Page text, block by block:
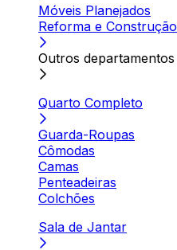
Móveis Planejados
Reforma e Construção
Outros departamentos
Quarto Completo
Guarda-Roupas
Cômodas
Camas
Penteadeiras
Colchões
Sala de Jantar